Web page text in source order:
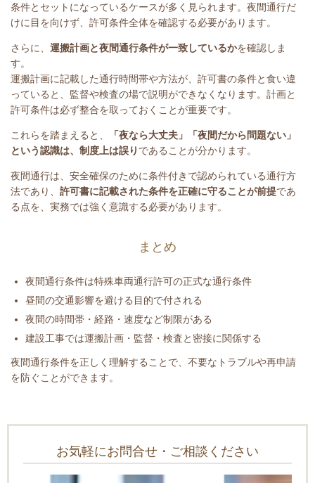
条件とセットになっているケースが多く見られます。夜間通行だ
けに目を向けず、許可条件全体を確認する必要があります。
さらに、 運搬計画と夜間通行条件が一致しているかを確認しま
す。
運搬計画に記載した通行時間帯や方法が、許可書の条件と食い違
っていると、監督や検査の場で説明ができなくなります。計画と
許可条件は必ず整合を取っておくことが重要です。
これらを踏まえると、
「夜なら大丈夫」「夜間だから問題ない」
という認識は、制度上は誤り であることが分かります。
夜間通行は、安全確保のために条件付きで認められている通行方
法であり、 許可書に記載された条件を正確に守ることが前提であ
る点を、実務では強く意識する必要があります。
まとめ
夜間通行条件は特殊車両通行許可の正式な通行条件
昼間の交通影響を避ける目的で付される
夜間の時間帯・経路・速度など制限がある
建設工事では運搬計画・監督・検査と密接に関係する
夜間通行条件を正しく理解することで、不要なトラブルや再申請
を防ぐことができます。
お気軽にお問合せ・ご相談ください